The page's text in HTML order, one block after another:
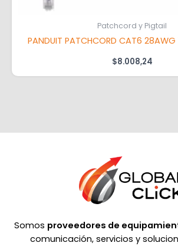
Patchcord y Pigtail
PANDUIT PATCHCORD CAT6 28AWG
$8.008,24
Somos proveedores de
comunicación, servicios y